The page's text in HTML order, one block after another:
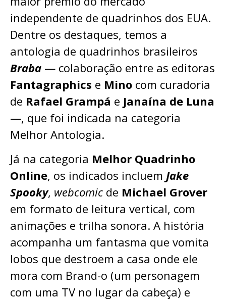
independente de quadrinhos dos EUA.
Dentre os destaques, temos a
antologia de quadrinhos brasileiros
Braba — colaboração entre as editoras
Fantagraphics e Mino com curadoria
de Rafael Grampá e Janaína de Luna
—, que foi indicada na categoria
Melhor Antologia.
Já na categoria Melhor Quadrinho
Online, os indicados incluem Jake
Spooky, webcomic de Michael Grover
em formato de leitura vertical, com
animações e trilha sonora. A história
acompanha um fantasma que vomita
lobos que destroem a casa onde ele
mora com Brand-o (um personagem
com uma TV no lugar da cabeça) e